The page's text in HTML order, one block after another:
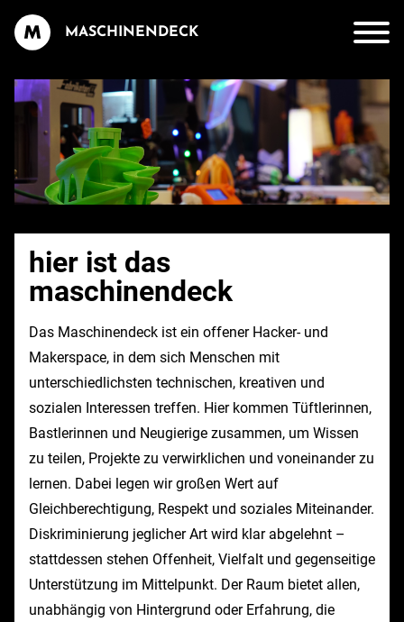
MASCHINENDECK
hier ist das
maschinendeck
Das Maschinendeck ist ein offener Hacker- und
Makerspace, in dem sich Menschen mit
unterschiedlichsten technischen, kreativen und
sozialen Interessen treffen. Hier kommen Tüftlerinnen,
Bastlerinnen und Neugierige zusammen, um Wissen
zu teilen, Projekte zu verwirklichen und voneinander zu
lernen. Dabei legen wir großen Wert auf
Gleichberechtigung, Respekt und soziales Miteinander.
Diskriminierung jeglicher Art wird klar abgelehnt –
stattdessen stehen Offenheit, Vielfalt und gegenseitige
Unterstützung im Mittelpunkt. Der Raum bietet allen,
unabhängig von Hintergrund oder Erfahrung, die